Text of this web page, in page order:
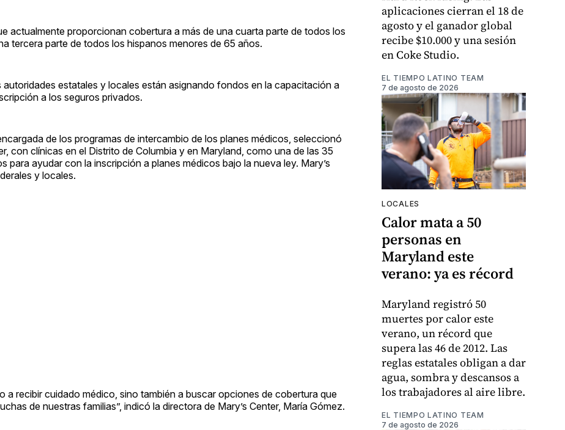
actualmente proporcionan cobertura a más de una cuarta parte de todos los
tercera parte de todos los hispanos menores de 65 años.
estatales y locales están asignando fondos en la capacitación a
a los seguros privados.
de los programas de intercambio de los planes médicos, seleccionó
con clínicas en el Distrito de Columbia y en Maryland, como una de las 35
ayudar con la inscripción a planes médicos bajo la nueva ley. Mary’s
y locales.
a recibir cuidado médico, sino también a buscar opciones de cobertura que
de nuestras familias”, indicó la directora de Mary’s Center, María Gómez.
aplicaciones cierran el 18 de
agosto y el ganador global
recibe $10.000 y una sesión
en Coke Studio.
EL TIEMPO LATINO TEAM
7 de agosto de 2026
LOCALES
Calor mata a 50
personas en
Maryland este
verano: ya es récord
Maryland registró 50
muertes por calor este
verano, un récord que
supera las 46 de 2012. Las
reglas estatales obligan a dar
agua, sombra y descansos a
los trabajadores al aire libre.
EL TIEMPO LATINO TEAM
7 de agosto de 2026